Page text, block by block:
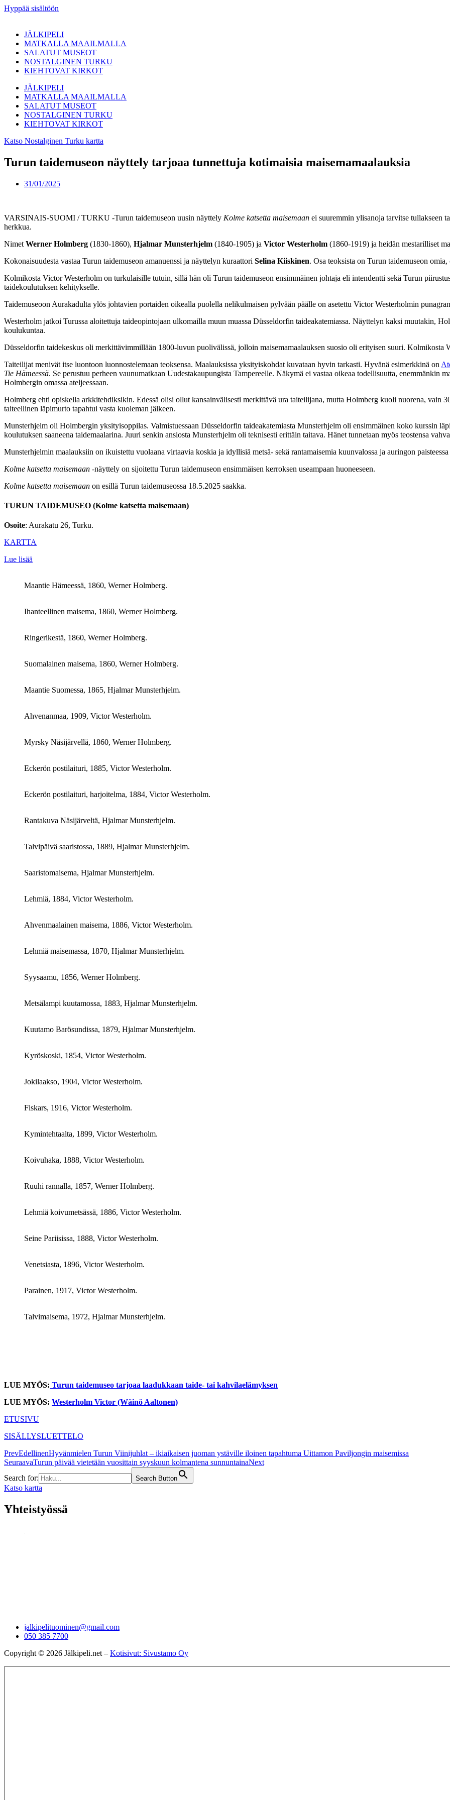
Hyppää sisältöön
JÄLKIPELI
MATKALLA MAAILMALLA
SALATUT MUSEOT
NOSTALGINEN TURKU
KIEHTOVAT KIRKOT
JÄLKIPELI
MATKALLA MAAILMALLA
SALATUT MUSEOT
NOSTALGINEN TURKU
KIEHTOVAT KIRKOT
Katso Nostalginen Turku kartta
Turun taidemuseon näyttely tarjoaa tunnettuja kotimaisia maisemamaalauksia
31/01/2025
VARSINAIS-SUOMI / TURKU -Turun taidemuseon uusin näyttely Kolme katsetta maisemaan ei suuremmin ylisanoja tarvitse tullakseen
herkkua.
Nimet Werner Holmberg (1830-1860), Hjalmar Munsterhjelm (1840-1905) ja Victor Westerholm (1860-1919) ja heidän mestarilliset
Kokonaisuudesta vastaa Turun taidemuseon amanuenssi ja näyttelyn kuraattori Selina Kiiskinen. Osa teoksista on Turun taidemuseon
Kolmikosta Victor Westerholm on turkulaisille tutuin, sillä hän oli Turun taidemuseon ensimmäinen johtaja eli intendentti sekä Turun
taidekoulutuksen kehitykselle.
Taidemuseoon Aurakadulta ylös johtavien portaiden oikealla puolella nelikulmaisen pylvään päälle on asetettu Victor Westerholmin
Westerholm jatkoi Turussa aloitettuja taideopintojaan ulkomailla muun muassa Düsseldorfin taideakatemiassa. Näyttelyn kaksi muutakin,
koulukuntaa.
Düsseldorfin taidekeskus oli merkittävimmillään 1800-luvun puolivälissä, jolloin maisemamaalauksen suosio oli erityisen suuri. Kolmikosta
Taiteilijat menivät itse luontoon luonnostelemaan teoksensa. Maalauksissa yksityiskohdat kuvataan hyvin tarkasti. Hyvänä esimerkkinä on
Tie Hämeessä. Se perustuu perheen vaunumatkaan Uudestakaupungista Tampereelle. Näkymä ei vastaa oikeaa todellisuutta, enemmänkin
Holmbergin omassa ateljeessaan.
Holmberg ehti opiskella arkkitehdiksikin. Edessä olisi ollut kansainvälisesti merkittävä ura taiteilijana, mutta Holmberg kuoli nuorena, vain
taiteellinen läpimurto tapahtui vasta kuoleman jälkeen.
Munsterhjelm oli Holmbergin yksityisoppilas. Valmistuessaan Düsseldorfin taideakatemiasta Munsterhjelm oli ensimmäinen koko kurssin
koulutuksen saaneena taidemaalarina. Juuri senkin ansiosta Munsterhjelm oli teknisesti erittäin taitava. Hänet tunnetaan myös teostensa
Munsterhjelmin maalauksiin on ikuistettu vuolaana virtaavia koskia ja idyllisiä metsä- sekä rantamaisemia kuunvalossa ja auringon
Kolme katsetta maisemaan -näyttely on sijoitettu Turun taidemuseon ensimmäisen kerroksen useampaan huoneeseen.
Kolme katsetta maisemaan on esillä Turun taidemuseossa 18.5.2025 saakka.
TURUN TAIDEMUSEO (Kolme katsetta maisemaan)
Osoite: Aurakatu 26, Turku.
KARTTA
Lue lisää
Maantie Hämeessä, 1860, Werner Holmberg.
Ihanteellinen maisema, 1860, Werner Holmberg.
Ringerikestä, 1860, Werner Holmberg.
Suomalainen maisema, 1860, Werner Holmberg.
Maantie Suomessa, 1865, Hjalmar Munsterhjelm.
Ahvenanmaa, 1909, Victor Westerholm.
Myrsky Näsijärvellä, 1860, Werner Holmberg.
Eckerön postilaituri, 1885, Victor Westerholm.
Eckerön postilaituri, harjoitelma, 1884, Victor Westerholm.
Rantakuva Näsijärveltä, Hjalmar Munsterhjelm.
Talvipäivä saaristossa, 1889, Hjalmar Munsterhjelm.
Saaristomaisema, Hjalmar Munsterhjelm.
Lehmiä, 1884, Victor Westerholm.
Ahvenmaalainen maisema, 1886, Victor Westerholm.
Lehmiä maisemassa, 1870, Hjalmar Munsterhjelm.
Syysaamu, 1856, Werner Holmberg.
Metsälampi kuutamossa, 1883, Hjalmar Munsterhjelm.
Kuutamo Barösundissa, 1879, Hjalmar Munsterhjelm.
Kyröskoski, 1854, Victor Westerholm.
Jokilaakso, 1904, Victor Westerholm.
Fiskars, 1916, Victor Westerholm.
Kymintehtaalta, 1899, Victor Westerholm.
Koivuhaka, 1888, Victor Westerholm.
Ruuhi rannalla, 1857, Werner Holmberg.
Lehmiä koivumetsässä, 1886, Victor Westerholm.
Seine Pariisissa, 1888, Victor Westerholm.
Venetsiasta, 1896, Victor Westerholm.
Parainen, 1917, Victor Westerholm.
Talvimaisema, 1972, Hjalmar Munsterhjelm.
LUE MYÖS: Turun taidemuseo tarjoaa laadukkaan taide- tai kahvilaelämyksen
LUE MYÖS: Westerholm Victor (Wäinö Aaltonen)
ETUSIVU
SISÄLLYSLUETTELO
PrevEdellinenHyvänmielen Turun Viinijuhlat – ikiaikaisen juoman ystäville iloinen tapahtuma Uittamon Paviljongin maisemissa
SeuraavaTurun päivää vietetään vuosittain syyskuun kolmantena sunnuntainaNext
Search for:
Search Button
Katso kartta
Yhteistyössä